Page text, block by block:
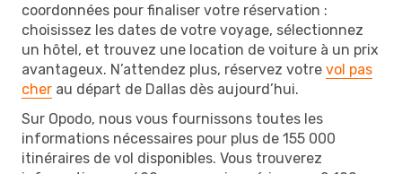
coordonnées pour finaliser votre réservation :
choisissez les dates de votre voyage, sélectionnez
un hôtel, et trouvez une location de voiture à un prix
avantageux. N’attendez plus, réservez votre vol pas
cher au départ de Dallas dès aujourd’hui.
Sur Opodo, nous vous fournissons toutes les
informations nécessaires pour plus de 155 000
itinéraires de vol disponibles. Vous trouverez